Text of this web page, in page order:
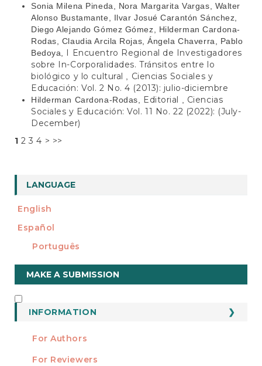
Sonia Milena Pineda, Nora Margarita Vargas, Walter
Alonso Bustamante, Ilvar Josué Carantón Sánchez,
Diego Alejando Gómez Gómez, Hilderman Cardona-
Rodas, Claudia Arcila Rojas, Ángela Chaverra, Pablo
Bedoya, I Encuentro Regional de Investigadores
sobre In-Corporalidades. Tránsitos entre lo
biológico y lo cultural
Ciencias Sociales y
Educación: Vol. 2 No. 4 (2013): julio-diciembre
Hilderman Cardona-Rodas, Editorial
Ciencias
Sociales y Educación: Vol. 11 No. 22 (2022): (July-
December)
1 2 3 4 > >>
LANGUAGE
English
Español
Português
Make
a
Submission
MAKE A SUBMISSION
INFORMATION
For Authors
For Reviewers